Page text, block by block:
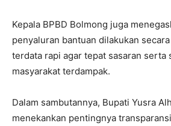
Kepala BPBD Bolmong juga
penyaluran bantuan dilakukan
terdata rapi agar tepat sasaran serta
masyarakat terdampak.
Dalam sambutannya, Bupati Yusra
menekankan pentingnya